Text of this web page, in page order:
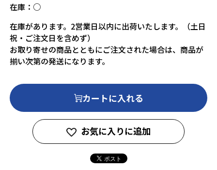
在庫： ○
在庫があります。2営業日以内に出荷いたします。（土日
祝・ご注文日を含めず）
お取り寄せの商品とともにご注文された場合は、商品が
揃い次第の発送になります。
カートに入れる
お気に入りに追加